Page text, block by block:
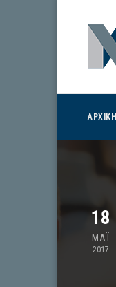
ΑΡΧΙΚΗ
18
ΜΑΪ
2017